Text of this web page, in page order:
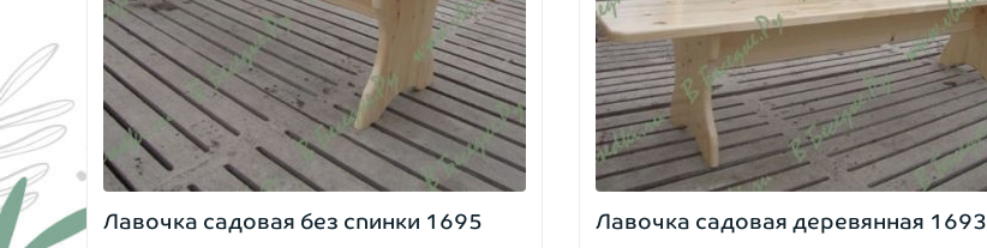
Лавочка садовая без спинки 1695 Лавочка садовая деревянная 1693